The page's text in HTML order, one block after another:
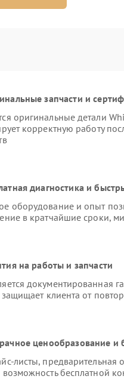
запчасти и
оригинальные детали
корректную работу
диагностика и
оборудование и опыт
в кратчайшие сроки,
на работы и запчасти
документированная
защищает клиента от
ценообразование и
листы, предварительная
бесплатной